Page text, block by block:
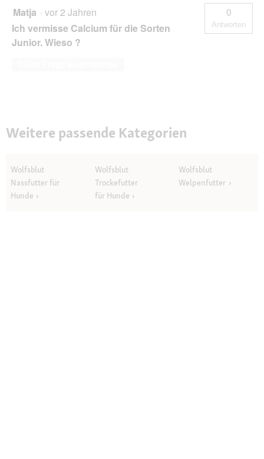
Matja · vor 2 Jahren
Ich vermisse Calcium für die Sorten
Junior. Wieso ?
0
Antworten
Weitere passende Kategorien
Wolfsblut
Nassfutter für
Hunde
Wolfsblut
Trockefutter
für Hunde
Wolfsblut
Welpenfutter